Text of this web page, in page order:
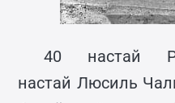
40 настай
настай Люсиль